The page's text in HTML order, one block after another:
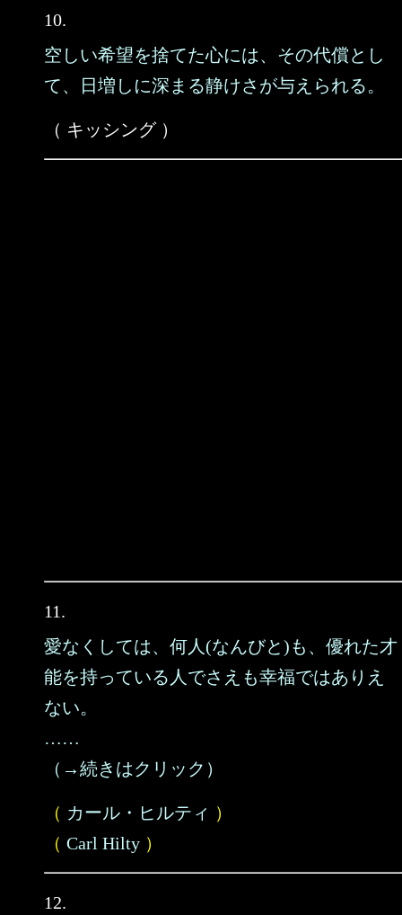
10.
空しい希望を捨てた心には、その代償とし
て、日増しに深まる静けさが与えられる。
（ キッシング ）
11.
愛なくしては、何人(なんびと)も、優れた才
能を持っている人でさえも幸福ではありえ
ない。
……
（→続きはクリック）
（ カール・ヒルティ ）
（ Carl Hilty ）
12.